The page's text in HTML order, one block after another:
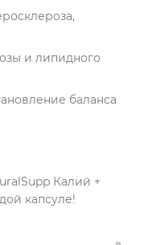
и липидного
баланса
Калий +
капсуле!